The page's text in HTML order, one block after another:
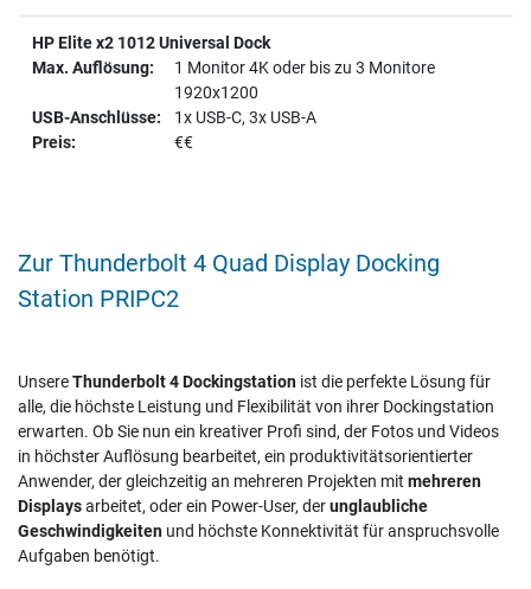
HP Elite x2 1012 Universal Dock
1 Monitor 4K oder bis zu 3 Monitore
1920x1200
1x USB-C, 3x USB-A
€€
Zur Thunderbolt 4 Quad Display Docking
Station PRIPC2
UnsereThunderbolt 4 Dockingstation ist die perfekte Lösung für
alle, die höchste Leistung und Flexibilität von ihrer Dockingstation
erwarten. Ob Sie nun ein kreativer Profi sind, der Fotos und Videos
in höchster Auflösung bearbeitet, ein produktivitätsorientierter
Anwender, der gleichzeitig an mehreren Projekten mit mehreren
Displaysarbeitet, oder ein Power-User, derunglaubliche
Geschwindigkeiten und höchste Konnektivität für anspruchsvolle
Aufgaben benötigt.